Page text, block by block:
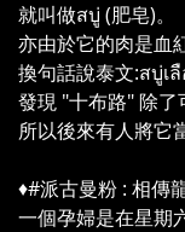
就叫做สบู่ (肥皂)。
亦由於它的肉是血
換句話說泰文:สบู่เ
發現 "十布路" 除了
所以後來有人將它
♦️#派古曼粉 : 相傳
一個孕婦是在星期